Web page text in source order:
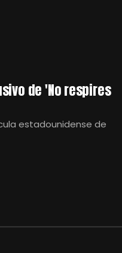
de 'No respires
estadounidense de